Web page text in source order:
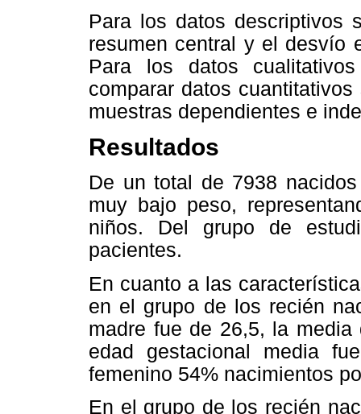
Para los datos descriptivos
resumen central y el desvío
Para los datos
comparar datos
muestras dependientes e
Resultados
De un total de 7938
muy bajo peso,
niños. Del grupo de
pacientes.
En cuanto a las
en el grupo de los recién
madre fue de 26,5, la
edad gestacional media
femenino 54% nacimientos
En el grupo de los recién